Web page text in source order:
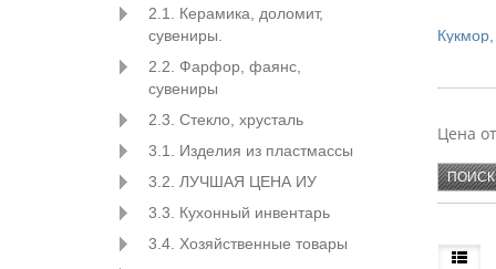
2.1. Керамика, доломит,
сувениры.
2.2. Фарфор, фаянс,
сувениры
2.3. Стекло, хрусталь
3.1. Изделия из пластмассы
3.2. ЛУЧШАЯ ЦЕНА ИУ
3.3. Кухонный инвентарь
3.4. Хозяйственные товары
ЛИНИЯ
КОТЛЫ
Цена от